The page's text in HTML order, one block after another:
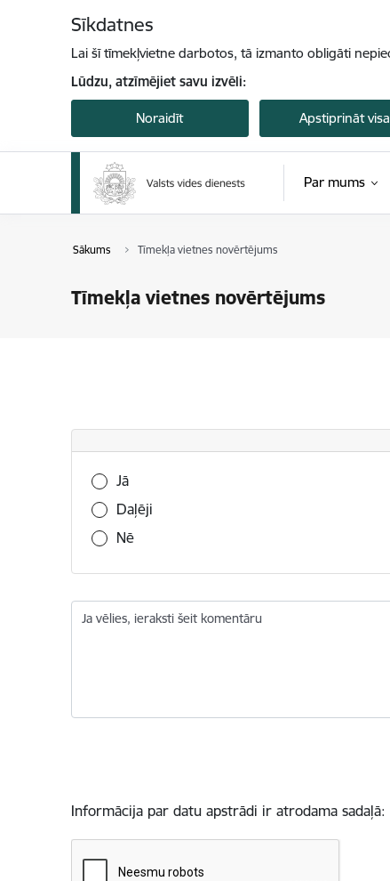
Sīkdatnes
Lai šī tīmekļvietne darbotos, tā izmanto obligāti
Lūdzu, atzīmējiet savu izvēli:
Noraidīt Apstiprināt
Par mums
Sākums Tīmekļa vietnes novērtējums
Tīmekļa vietnes novērtējums
Vai šī informācija bija noderīga?
Jā
Daļēji
Nē
Ja vēlies, ieraksti šeit komentāru
Informācija par datu apstrādi ir atrodama sadaļā: